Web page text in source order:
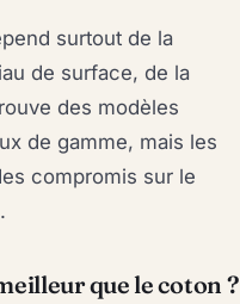
surtout de la
de surface, de la
des modèles
de gamme, mais les
compromis sur le
que le coton ?